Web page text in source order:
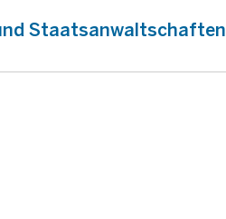
Staatsanwaltschaften